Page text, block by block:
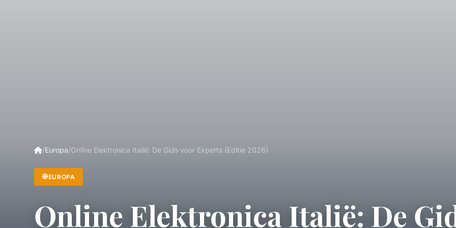
/Europa/Online Elektronica Italië: De Gids voor Experts (Editie 2026)
EUROPA
Online Elektronica Italië: De